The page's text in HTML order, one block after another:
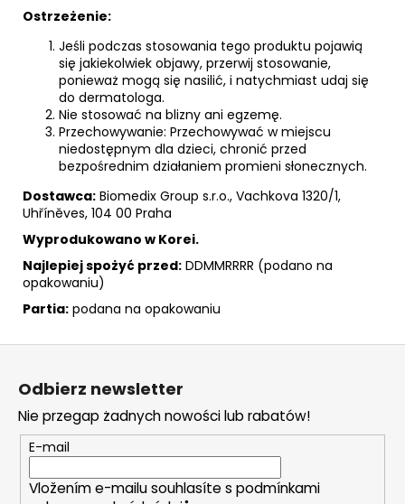
Ostrzeżenie:
Jeśli podczas stosowania tego produktu pojawią
się jakiekolwiek objawy, przerwij stosowanie,
ponieważ mogą się nasilić, i natychmiast udaj się
do dermatologa.
Nie stosować na blizny ani egzemę.
Przechowywanie: Przechowywać w miejscu
niedostępnym dla dzieci, chronić przed
bezpośrednim działaniem promieni słonecznych.
Dostawca: Biomedix Group s.r.o., Vachkova 1320/1,
Uhříněves, 104 00 Praha
Wyprodukowano w Korei.
Najlepiej spożyć przed: DDMMRRRR (podano na
opakowaniu)
Partia: podana na opakowaniu
S
Odbierz newsletter
Nie przegap żadnych nowości lub rabatów!
E-mail
Vložením e-mailu souhlasíte s podmínkami